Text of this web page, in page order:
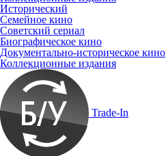
Исторический
Семейное кино
Советский сериал
Биографическое кино
Документально-историческое кино
Коллекционные издания
Trade-In